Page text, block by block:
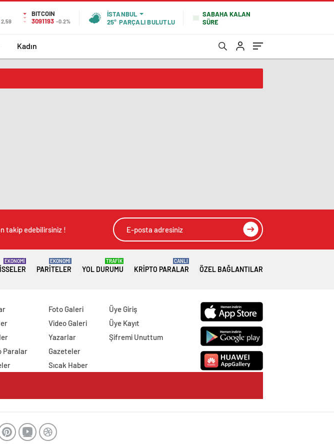
2,59
BITCOIN
3091193 -0.2%
İSTANBUL
25° PARÇALI BULUTLU
SABAHA KALAN
SÜRE
Kadın
takip edebilirsiniz !
EKONOMİ
PARITELER
EKONOMİ
YOL DURUMU
TRAFİK
KRIPTO PARALAR
CANLI
ÖZEL BAĞLANTILAR
Paralar
Foto Galeri
Video Galeri
Yazarlar
Gazeteler
Sıcak Haber
Üye Giriş
Üye Kayıt
Şifremi Unuttum